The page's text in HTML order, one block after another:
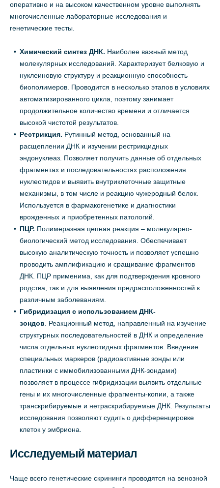
оперативно и на высоком качественном уровне выполнять
многочисленные лабораторные исследования и
генетические тесты.
Химический синтез ДНК. Наиболее важный метод
молекулярных исследований. Характеризует белковую и
нуклеиновую структуру и реакционную способность
биополимеров. Проводится в несколько этапов в условиях
автоматизированного цикла, поэтому занимает
продолжительное количество времени и отличается
высокой чистотой результатов.
Рестрикция. Рутинный метод, основанный на
расщеплении ДНК и изучении рестрикцидных
эндонуклеаз. Позволяет получить данные об отдельных
фрагментах и последовательностях расположения
нуклеотидов и выявить внутриклеточные защитные
механизмы, в том числе и реакцию чужеродный белок.
Используется в фармакогенетике и диагностики
врожденных и приобретенных патологий.
ПЦР. Полимеразная цепная реакция – молекулярно-
биологический метод исследования. Обеспечивает
высокую аналитическую точность и позволяет успешно
проводить амплификацию и сращивание фрагментов
ДНК. ПЦР применима, как для подтверждения кровного
родства, так и для выявления предрасположенностей к
различным заболеваниям.
Гибридизация с использованием ДНК-
зондов . Реакционный метод, направленный на изучение
структурных последовательностей в ДНК и определение
числа отдельных нуклеотидных фрагментов. Введение
специальных маркеров (радиоактивные зонды или
пластинки с иммобилизованными ДНК-зондами)
позволяет в процессе гибридизации выявить отдельные
гены и их многочисленные фрагменты-копии, а также
транскрибируемые и нетраскрибируемые ДНК. Результаты
исследования позволяют судить о дифференцировке
клеток у эмбриона.
Исследуемый материал
Чаще всего генетические скрининги проводятся на венозной